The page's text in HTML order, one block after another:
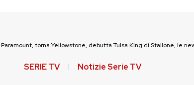
Paramount, torna Yellowstone, debutta Tulsa King di Stallone, le
SERIE TV Notizie Serie TV